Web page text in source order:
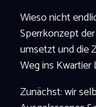
Wieso nicht
Sperrkonzept
umsetzt und die
Weg ins
Zunächst: wir